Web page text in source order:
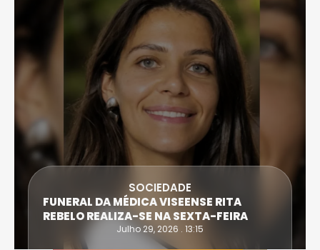
SOCIEDADE
FUNERAL DA MÉDICA VISEENSE RITA
REBELO REALIZA-SE NA SEXTA-FEIRA
Julho 29, 2026 . 13:15